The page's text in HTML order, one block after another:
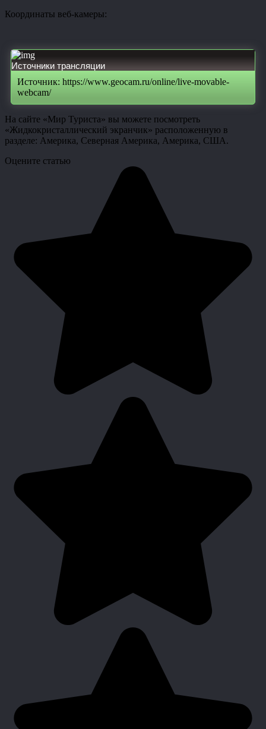
Координаты веб-камеры:
Источники трансляции
Источник: https://www.geocam.ru/online/live-movable-
webcam/
На сайте «Мир Туриста» вы можете посмотреть
«Жидкокристаллический экранчик» расположенную в
разделе: Америка, Северная Америка, Америка, США.
Оцените статью